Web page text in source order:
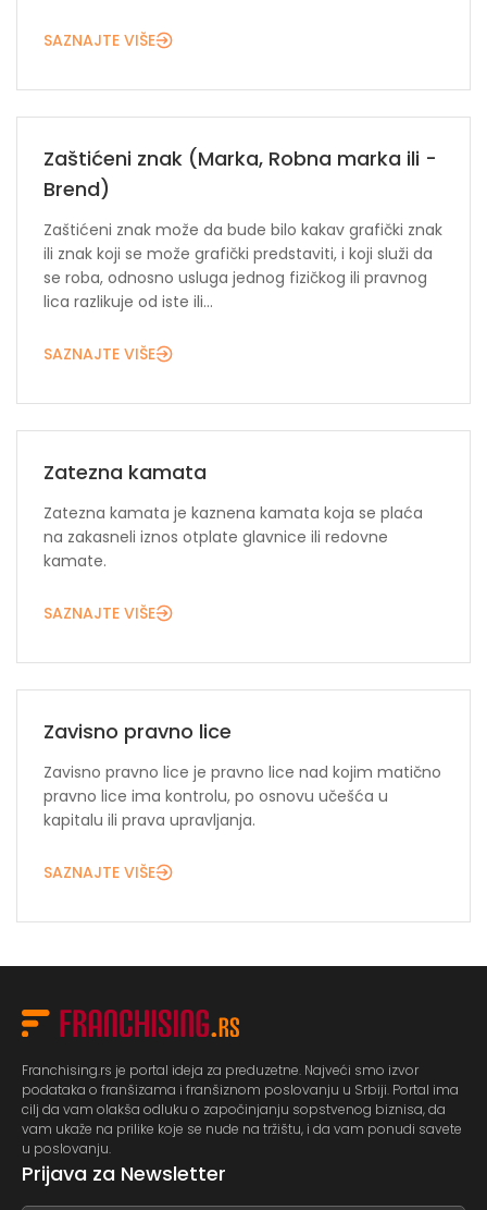
SAZNAJTE VIŠE
Zaštićeni znak (Marka, Robna marka ili -
Brend)
Zaštićeni znak može da bude bilo kakav grafički znak
ili znak koji se može grafički predstaviti, i koji služi da
se roba, odnosno usluga jednog fizičkog ili pravnog
lica razlikuje od iste ili...
SAZNAJTE VIŠE
Zatezna kamata
Zatezna kamata je kaznena kamata koja se plaća
na zakasneli iznos otplate glavnice ili redovne
kamate.
SAZNAJTE VIŠE
Zavisno pravno lice
Zavisno pravno lice je pravno lice nad kojim matično
pravno lice ima kontrolu, po osnovu učešća u
kapitalu ili prava upravljanja.
SAZNAJTE VIŠE
Franchising.rs je portal ideja za preduzetne. Najveći smo izvor
podataka o franšizama i franšiznom poslovanju u Srbiji. Portal ima
cilj da vam olakša odluku o započinjanju sopstvenog biznisa, da
vam ukaže na prilike koje se nude na tržištu, i da vam ponudi savete
u poslovanju.
Prijava za Newsletter